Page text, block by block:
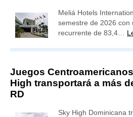
Meliá Hotels
semestre de 2026 con
recurrente de 83,4…
Juegos
High transportará a más
RD
Sky High Dominicana